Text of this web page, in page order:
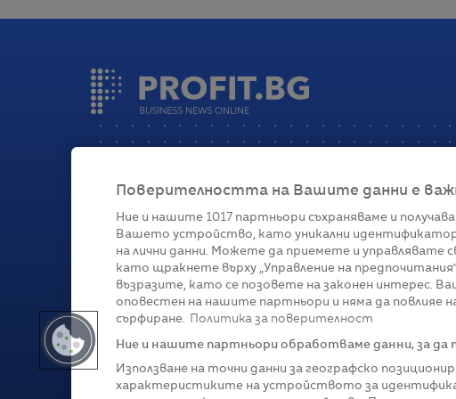
Категории
ГлобалноБизнесТехнологииСтратегииЖивот
Поверителността на Вашите данни е
Ние и нашите 1017 партньори съхраняваме и
Вашето устройство, като уникални
на лични данни. Можете да приемете и управлявате
като щракнете върху „Управление на
възразите, като се позовете на законен интерес.
оповестен на нашите партньори и няма да повлияе
сърфиране.
Политика за поверителност
Ние и нашите партньори обработваме данни, за да
Използване на точни данни за географско
характеристиките на устройството за